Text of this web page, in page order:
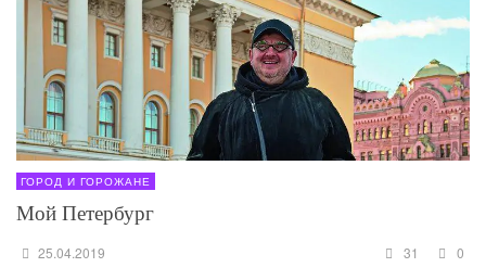
ГОРОД И ГОРОЖАНЕ
Мой Петербург
25.04.2019 31 0